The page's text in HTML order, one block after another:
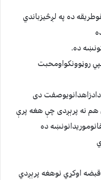
ده په لږڅيزباندي
روڼوونکواومحبت
نه پرېږدى چې هغه پرې
ده
اوکړي نوهغه پرېږدي